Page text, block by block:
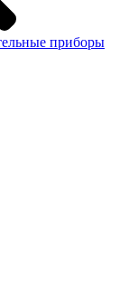
приборы